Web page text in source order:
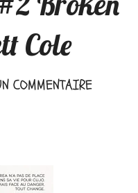
Cole
COMMENTAIRE